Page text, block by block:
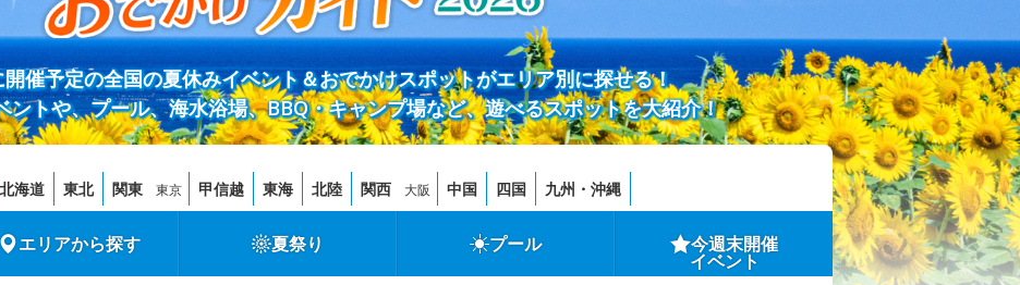
催予定の全国の夏休みイベント＆おでかけスポットがエリア別に探せる！
ントや、プール、海水浴場、BBQ・キャンプ場など、遊べるスポットを大紹介！
北海道 東北 関東 東京 甲信越 東海 北陸 関西 大阪 中国 四国 九州・沖縄
エリアから探す 夏祭り プール 今週末開催
イベント